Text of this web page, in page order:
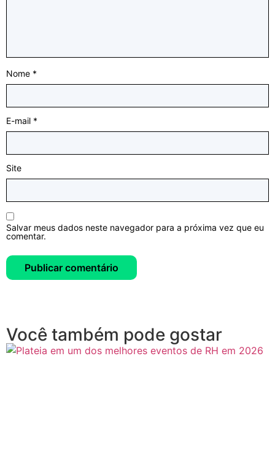
Nome *
E-mail *
Site
Salvar meus dados neste navegador para a próxima vez que eu
comentar.
Você também pode gostar